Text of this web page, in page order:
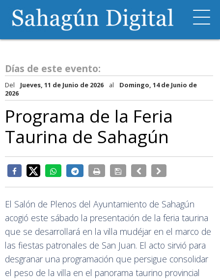
Días de este evento:
Del Jueves, 11 de Junio de 2026 al
Domingo, 14 de Junio de
2026
Programa de la Feria
Taurina de Sahagún
El Salón de Plenos del Ayuntamiento de Sahagún
acogió este sábado la presentación de la feria taurina
que se desarrollará en la villa mudéjar en el marco de
las fiestas patronales de San Juan. El acto sirvió para
desgranar una programación que persigue consolidar
el peso de la villa en el panorama taurino provincial